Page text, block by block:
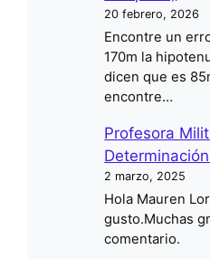
20 febrero, 2026
Encontre un
170m la
dicen que es
encontre…
Profesora
2 marzo, 2025
Hola Mauren
gusto.Muchas
comentario.